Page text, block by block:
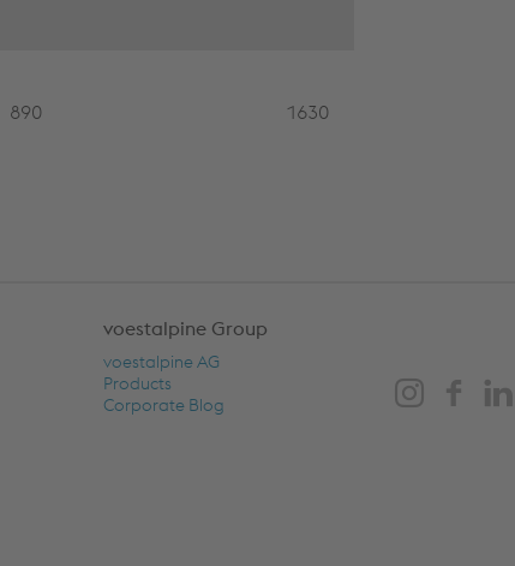
890 1630
voestalpine Group
voestalpine AG
Products
Corporate Blog